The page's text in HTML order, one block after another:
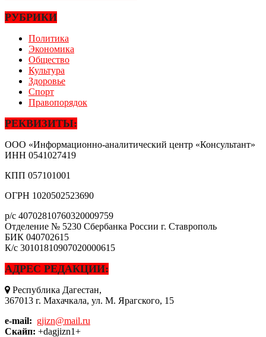
РУБРИКИ
Политика
Экономика
Общество
Культура
Здоровье
Спорт
Правопорядок
РЕКВИЗИТЫ:
ООО «Информационно-аналитический центр «Консультант»
ИНН 0541027419
КПП 057101001
ОГРН 1020502523690
р/с 40702810760320009759
Отделение № 5230 Сбербанка России г. Ставрополь
БИК 040702615
К/с 30101810907020000615
АДРЕС РЕДАКЦИИ:
Республика Дагестан,
367013 г. Махачкала, ул. М. Ярагского, 15
e-mail: gjizn@mail.ru
Скайп: +dagjizn1+